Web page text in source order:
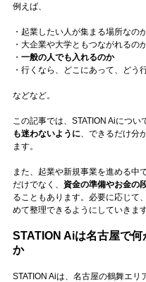
例えば、
・起業したい人が集まる場所なの
・大企業や大学ともつながれるの
・ 一般の人でも入れるのか
・行くなら、どこにあって、どう
などなど。
この記事では、STATION Aiについ
も迷わないように 、できるだけ分
ます。
また、起業や新規事業を進める中
だけでなく、 資金の準備やお金の
ることもあります。必要に応じて
めて整理できるようにしていきます
STATION Aiは名古屋で何
か
STATION Aiは、名古屋の鶴舞エリ